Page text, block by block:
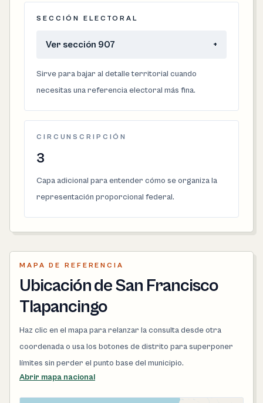
SECCIÓN ELECTORAL
Ver sección 907 +
Sirve para bajar al detalle territorial cuando
necesitas una referencia electoral más fina.
CIRCUNSCRIPCIÓN
3
Capa adicional para entender cómo se organiza la
representación proporcional federal.
MAPA DE REFERENCIA
Ubicación de San Francisco
Tlapancingo
Haz clic en el mapa para relanzar la consulta desde otra
coordenada o usa los botones de distrito para superponer
límites sin perder el punto base del municipio.
Abrir mapa nacional